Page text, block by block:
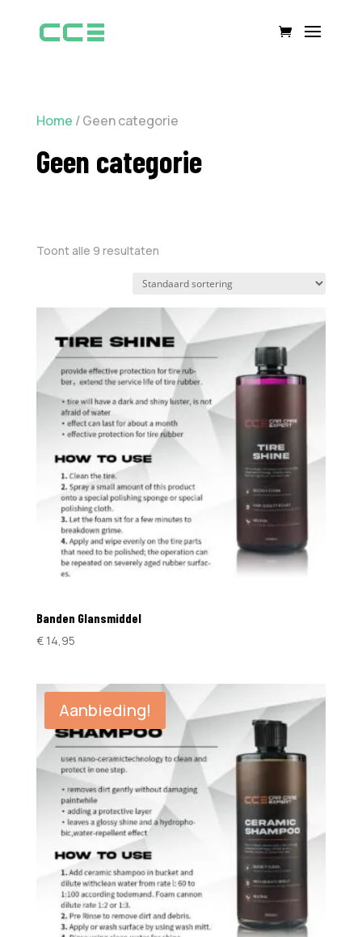
Home / Geen categorie
Geen categorie
Toont alle 9 resultaten
Banden Glansmiddel
€14,95
Aanbieding!